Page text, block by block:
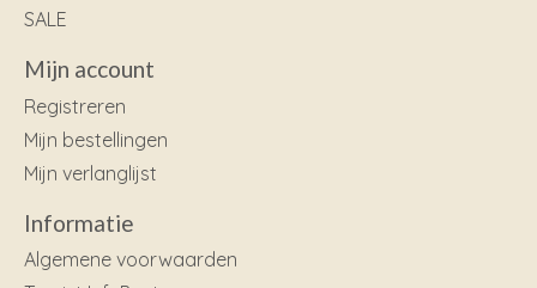
SALE
Mijn account
Registreren
Mijn bestellingen
Mijn verlanglijst
Informatie
Algemene voorwaarden